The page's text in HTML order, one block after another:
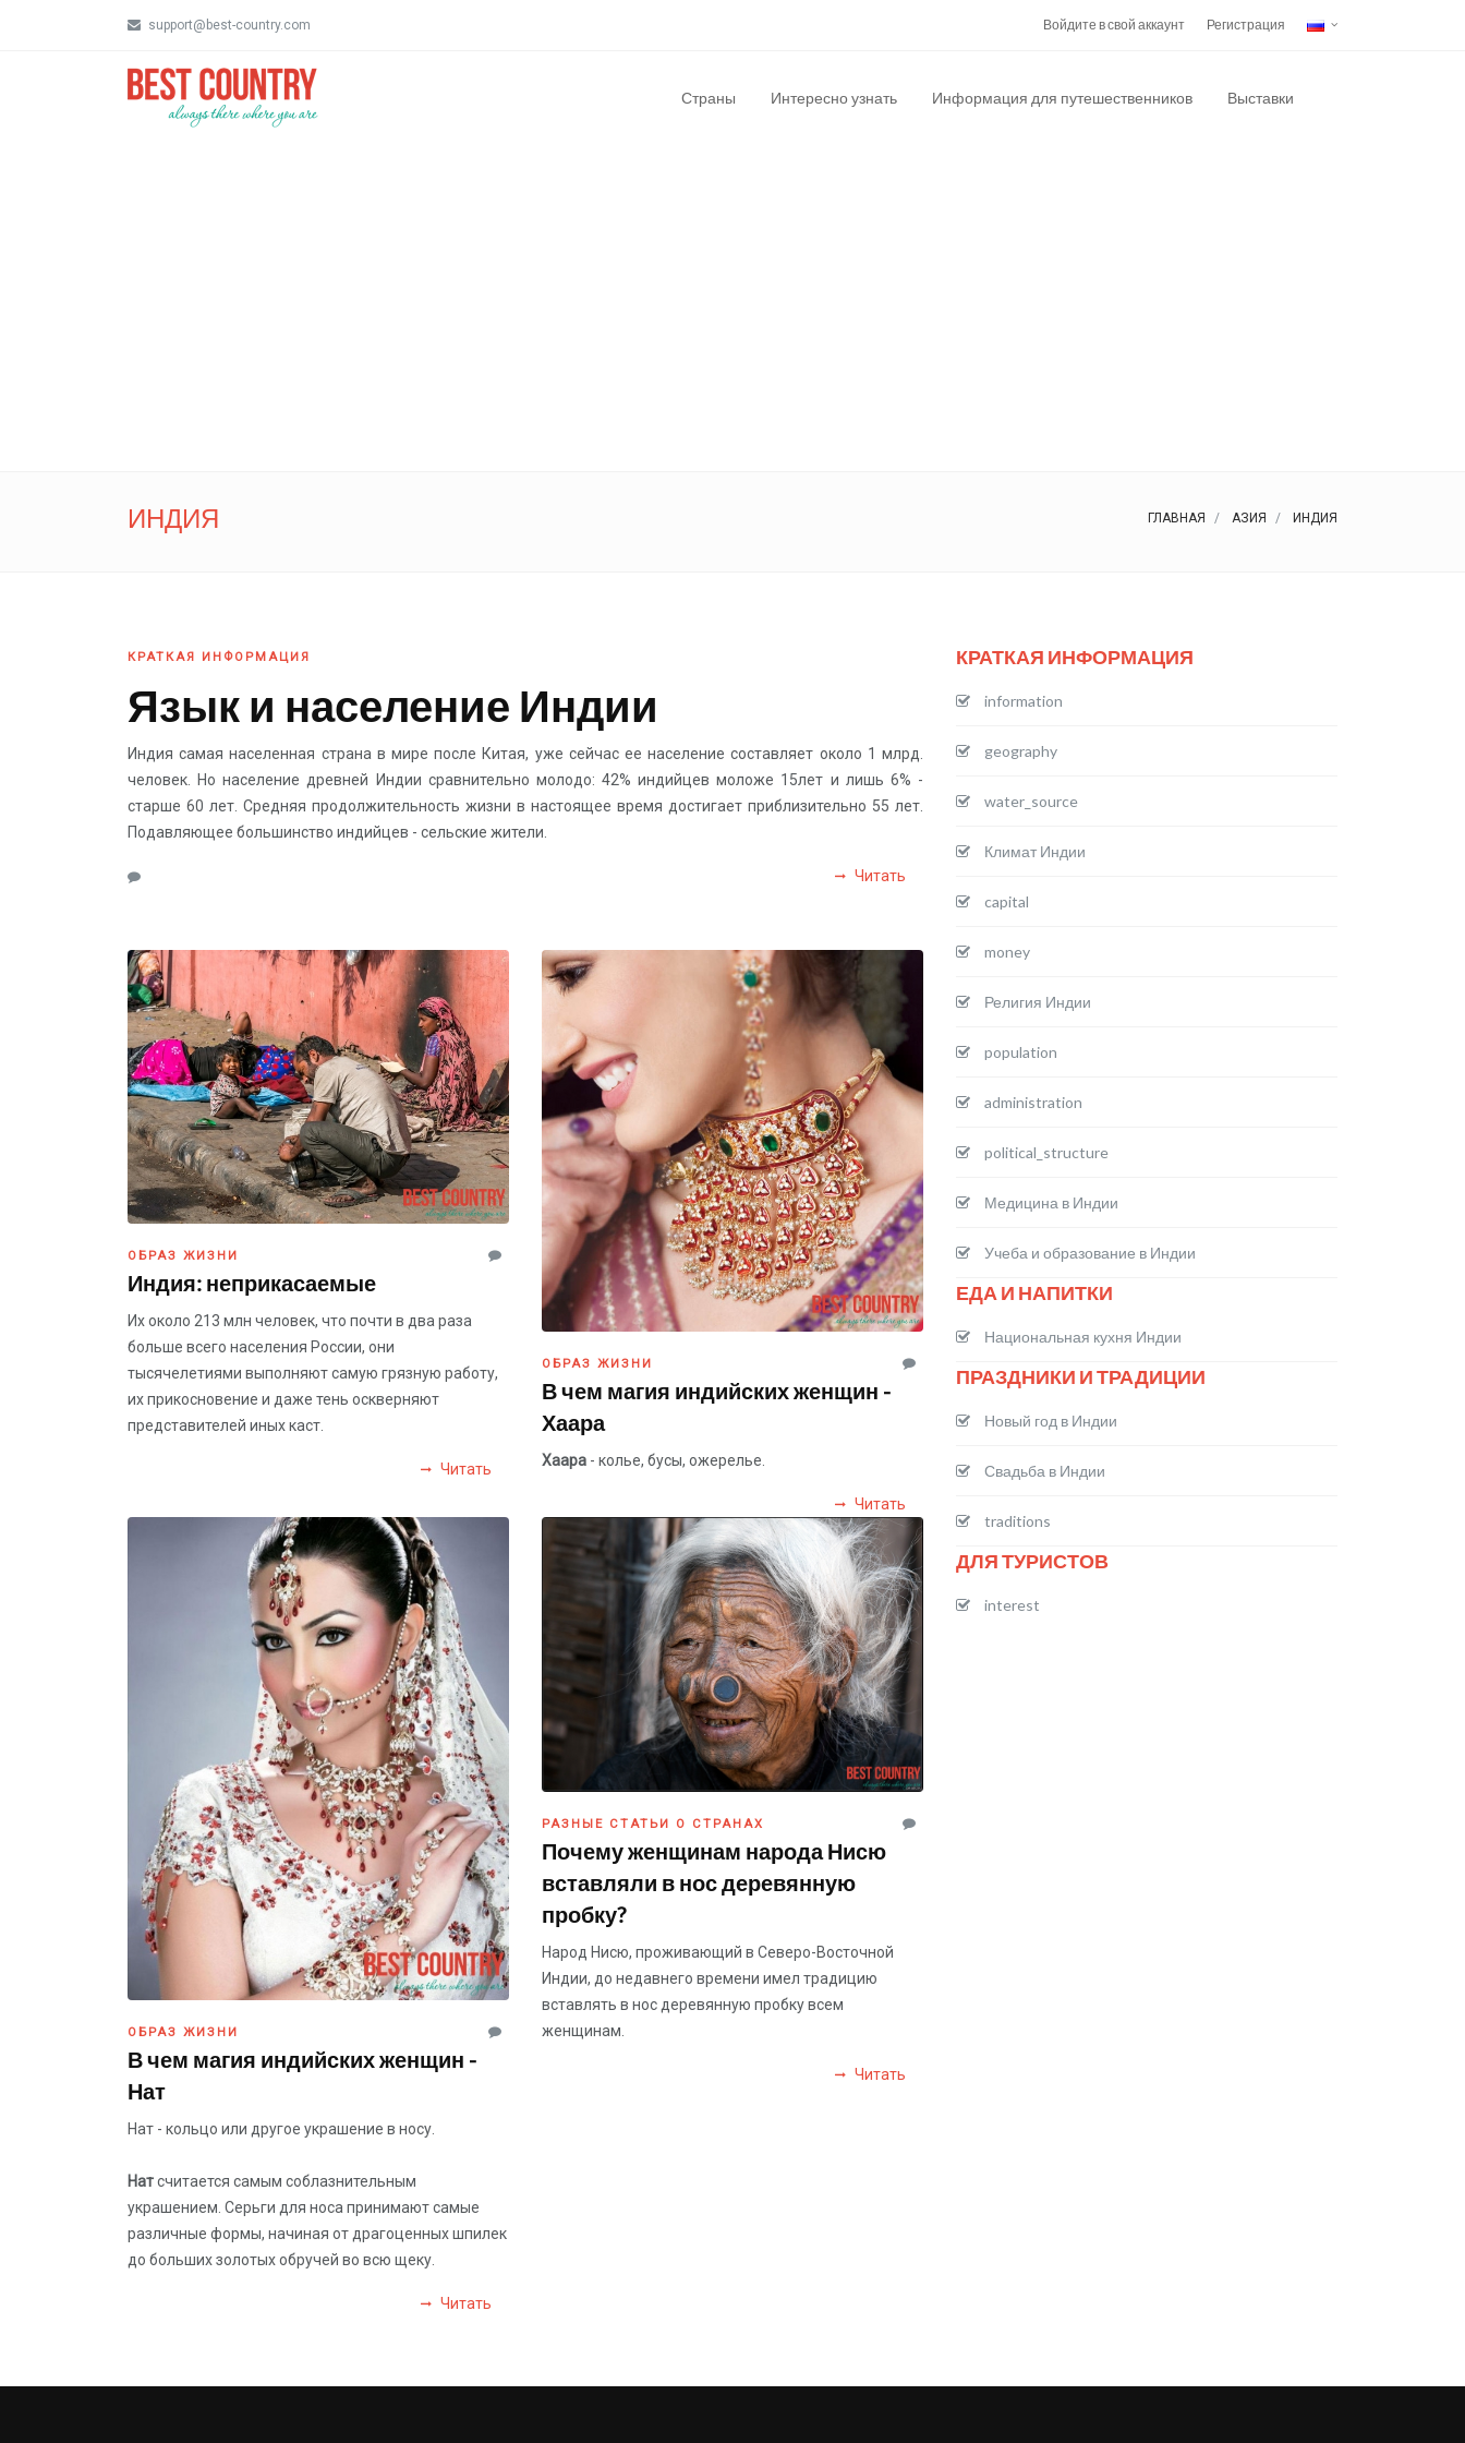
support@best-country.com Войдите в свой аккаунт Регистрация
Страны Интересно узнать Информация для путешественников Выставки
ИНДИЯ ГЛАВНАЯ АЗИЯ ИНДИЯ
КРАТКАЯ ИНФОРМАЦИЯ
Язык и население Индии
Индия самая населенная страна в мире после Китая, уже сейчас ее население составляет около 1 млрд.
человек. Но население древней Индии сравнительно молодо: 42% индийцев моложе 15лет и лишь 6% -
старше 60 лет. Средняя продолжительность жизни в настоящее время достигает приблизительно 55 лет.
Подавляющее большинство индийцев - сельские жители.
Читать
ОБРАЗ ЖИЗНИ
Индия: неприкасаемые
Их около 213 млн человек, что почти в два раза
больше всего населения России, они
тысячелетиями выполняют самую грязную работу,
их прикосновение и даже тень оскверняют
представителей иных каст.
Читать
ОБРАЗ ЖИЗНИ
В чем магия индийских женщин -
Хаара
Хаара - колье, бусы, ожерелье.
Читать
ОБРАЗ ЖИЗНИ
В чем магия индийских женщин -
Нат
Нат - кольцо или другое украшение в носу.
Натсчитается самым соблазнительным
украшением. Серьги для носа принимают самые
различные формы, начиная от драгоценных шпилек
до больших золотых обручей во всю щеку.
Читать
РАЗНЫЕ СТАТЬИ О СТРАНАХ
Почему женщинам народа Нисю
вставляли в нос деревянную
пробку?
Народ Нисю, проживающий в Северо-Восточной
Индии, до недавнего времени имел традицию
вставлять в нос деревянную пробку всем
женщинам.
Читать
КРАТКАЯ ИНФОРМАЦИЯ
information
geography
water_source
Климат Индии
capital
money
Религия Индии
population
administration
political_structure
Медицина в Индии
Учеба и образование в Индии
ЕДА И НАПИТКИ
Национальная кухня Индии
ПРАЗДНИКИ И ТРАДИЦИИ
Новый год в Индии
Свадьба в Индии
traditions
ДЛЯ ТУРИСТОВ
interest